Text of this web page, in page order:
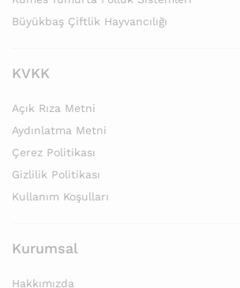
Büyükbaş Çiftlik Hayvancılığı
KVKK
Açık Rıza Metni
Aydınlatma Metni
Çerez Politikası
Gizlilik Politikası
Kullanım Koşulları
Kurumsal
Hakkımızda